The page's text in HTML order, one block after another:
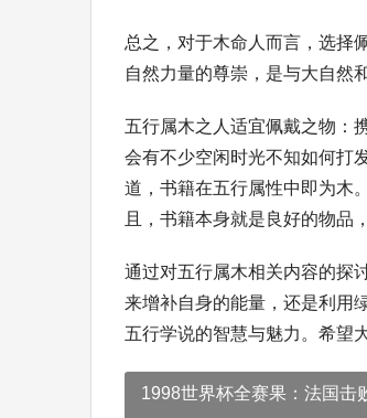
总之，对于木命人而言，选择
自然力量的尊崇，是与大自然
五行属木之人适宜佩戴之物：
会有不少空闲时光不知如何打
道，书籍在五行属性中即为木
且，书籍本身就是良好的物品
通过对五行属木相关内容的探
来增补自身的能量，还是利用
五行学说的智慧与魅力。希望
1998世界杯全赛果：法国击